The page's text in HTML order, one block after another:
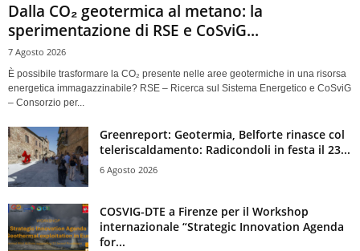
Dalla CO₂ geotermica al metano: la
sperimentazione di RSE e CoSviG...
7 Agosto 2026
È possibile trasformare la CO₂ presente nelle aree geotermiche in una risorsa
energetica immagazzinabile? RSE – Ricerca sul Sistema Energetico e CoSviG
– Consorzio per...
Greenreport: Geotermia, Belforte rinasce col
teleriscaldamento: Radicondoli in festa il 23...
6 Agosto 2026
COSVIG-DTE a Firenze per il Workshop
internazionale “Strategic Innovation Agenda
for...